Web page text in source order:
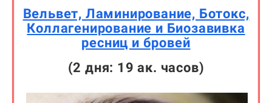
Вельвет, Ламинирование, Ботокс,
Коллагенирование и Биозавивка
ресниц и бровей
(2 дня: 19 ак. часов)